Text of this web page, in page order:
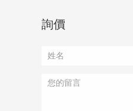
S-Ride M300 MTB 3x8速 前變速
詢價